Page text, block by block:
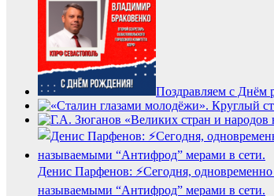
Поздравляем с Днём
Денис Парфенов: ⚡️Сегодня,
называемыми “Антифрод” мерами в сети.